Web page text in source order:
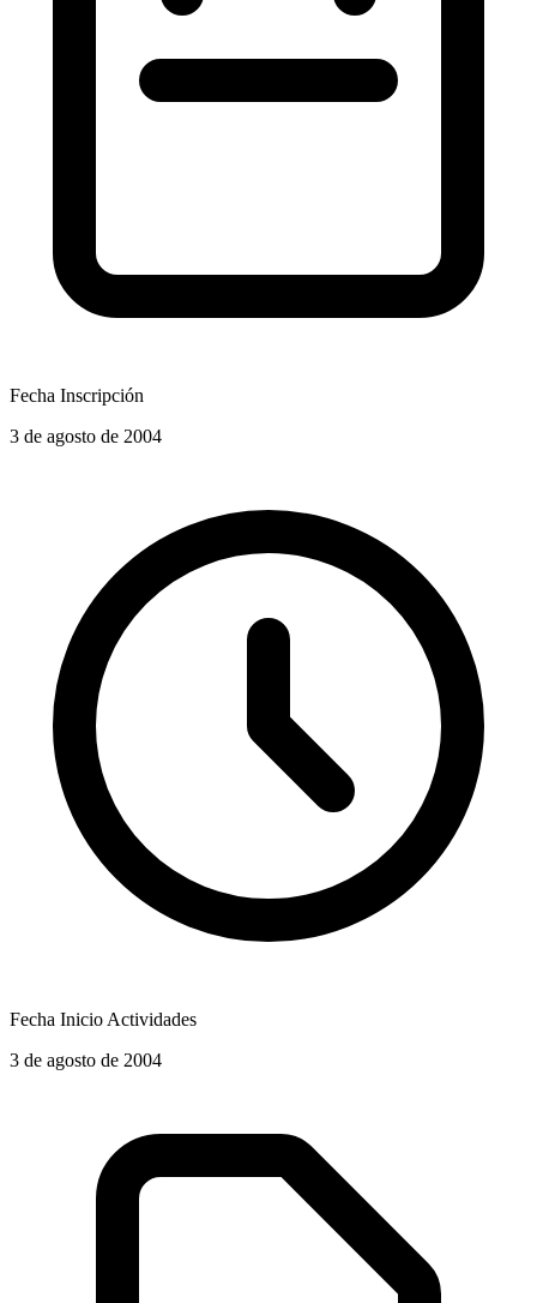
Fecha Inscripción
3 de agosto de 2004
Fecha Inicio Actividades
3 de agosto de 2004